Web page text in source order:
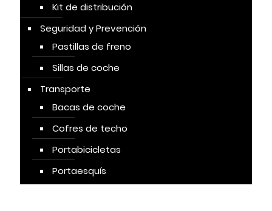
Kit de distribución
Seguridad y Prevención
Pastillas de freno
Sillas de coche
Transporte
Bacas de coche
Cofres de techo
Portabicicletas
Portaesquís